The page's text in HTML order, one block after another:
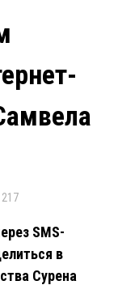
SMS-
в
Сурена